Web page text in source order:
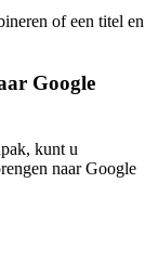
of een titel en
Google
kunt u
naar Google